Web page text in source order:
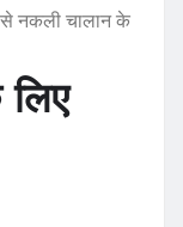
नकली चालान के